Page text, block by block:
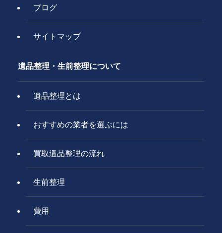
ブログ
サイトマップ
遺品整理・生前整理について
遺品整理とは
おすすめの業者を選ぶには
買取遺品整理の流れ
生前整理
費用